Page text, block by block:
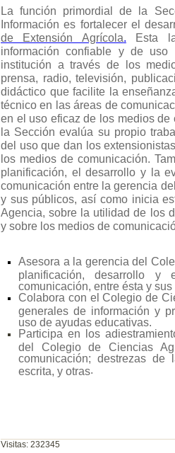
La función primordial de la
Información es fortalecer el
de Extensión Agrícola. Esta
información confiable y de
institución a través de los
prensa, radio, televisión,
didáctico que facilite la
técnico en las áreas de
en el uso eficaz de los medios de
la Sección evalúa su propio
del uso que dan los
los medios de comunicación.
planificación, el desarrollo y la
comunicación entre la gerencia
y sus públicos, así como inicia
Agencia, sobre la utilidad de los
y sobre los medios de com
Asesora a la gerencia del
planificación, desarrollo y
comunicación, entre ésta y
Colabora con el Colegio de
generales de información y
uso de ayudas educativas.
Participa en los
del Colegio de Ciencias
comunicación; destrezas
escrita, y otras.
Visitas: 232345